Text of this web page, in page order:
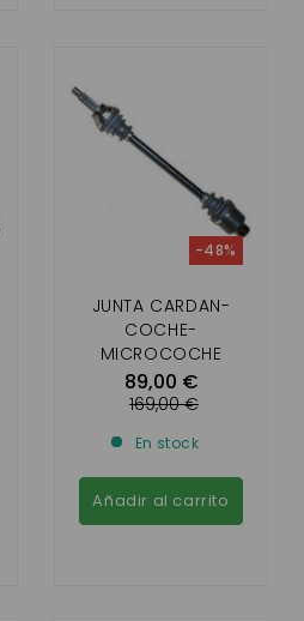
JUNTA CARDAN-
COCHE-
MICROCOCHE
DERECHA MC1,MC2
DERECHA 560 MM
89,00 €
-48%
169,00 €
En stock
Añadir al carrito